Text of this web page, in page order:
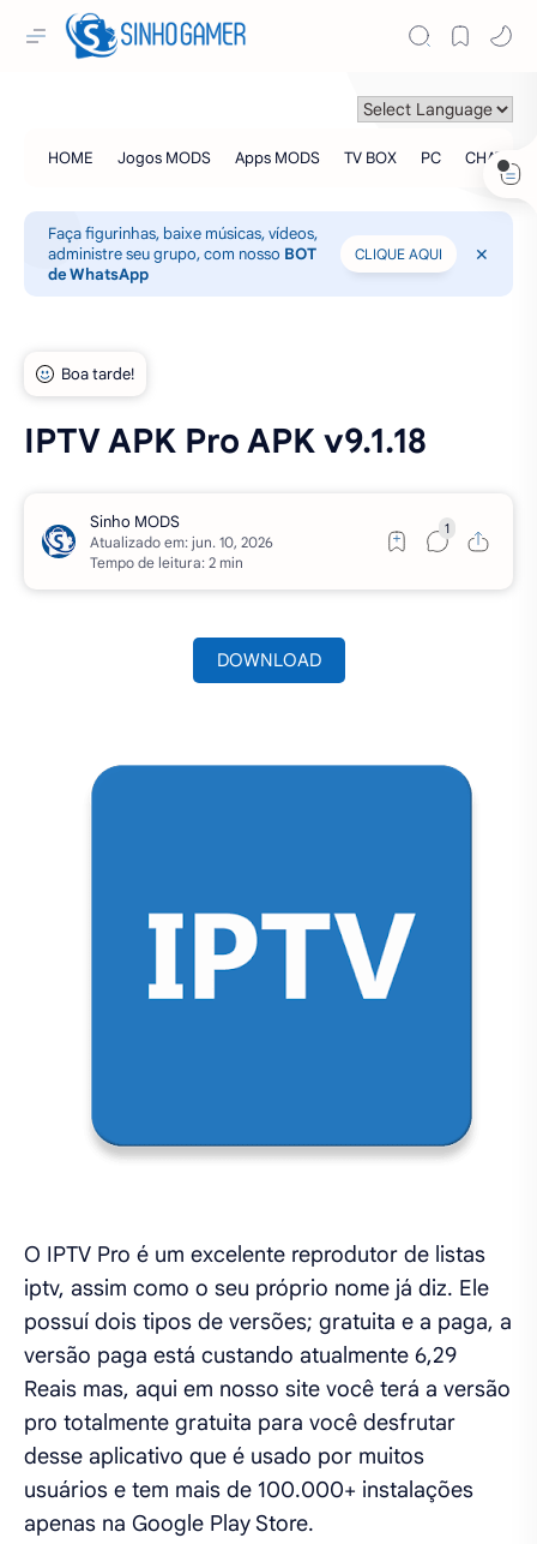
Faça figurinhas, baixe músicas, vídeos,
administre seu grupo, com nosso BOT
de WhatsApp
CLIQUE AQUI
IPTV APK Pro APK v9.1.18
Atualizado em:
Tempo de leitura: 2 min
DOWNLOAD
O IPTV Pro é um excelente reprodutor de listas
iptv, assim como o seu próprio nome já diz. Ele
possuí dois tipos de versões; gratuita e a paga, a
versão paga está custando atualmente 6,29
Reais mas, aqui em nosso site você terá a versão
pro totalmente gratuita para você desfrutar
desse aplicativo que é usado por muitos
usuários e tem mais de 100.000+ instalações
apenas na Google Play Store.